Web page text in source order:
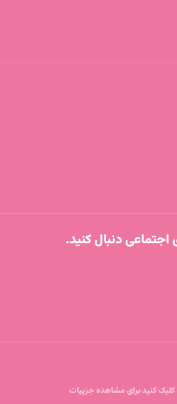
دنبال کنید.